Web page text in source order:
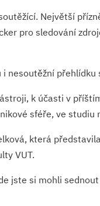
Největší
pro sledování
nesoutěžní
k účasti v
sféře, ve
která
VUT.
jste si mohli